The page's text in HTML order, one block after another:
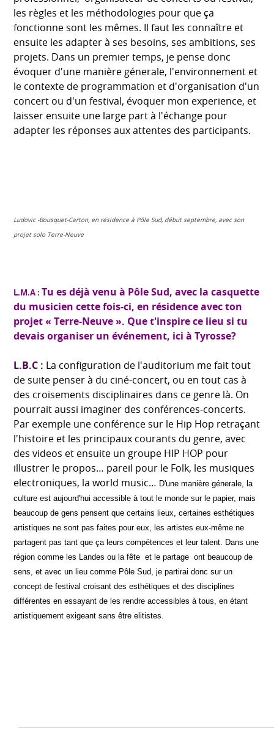
les règles et les méthodologies pour que ça
fonctionne sont les mêmes. Il faut les connaître et
ensuite les adapter à ses besoins, ses ambitions, ses
projets. Dans un premier temps, je pense donc
évoquer d'une manière génerale, l'environnement et
le contexte de programmation et d'organisation d'un
concert ou d'un festival, évoquer mon experience, et
laisser ensuite une large part à l'échange pour
adapter les réponses aux attentes des participants.
Ludovic -Bousquet-Carton, en résidence à Pôle Sud, début septembre, avec son
projet solo Terre-Neuve
L.M.A :Tu es déjà venu à Pôle Sud, avec la casquette
du musicien cette fois-ci, en résidence avec ton
projet « Terre-Neuve ». Que t'inspire ce lieu si tu
devais organiser un événement, ici à Tyrosse?
L.B.C : La configuration de l'auditorium me fait tout
de suite penser à du ciné-concert, ou en tout cas à
des croisements disciplinaires dans ce genre là. On
pourrait aussi imaginer des conférences-concerts.
Par exemple une conférence sur le Hip Hop retraçant
l'histoire et les principaux courants du genre, avec
des videos et ensuite un groupe HIP HOP pour
illustrer le propos… pareil pour le Folk, les musiques
electroniques, la world music… D'une manière génerale, la
culture est aujourd'hui accessible à tout le monde sur le papier, mais
beaucoup de gens pensent que certains lieux, certaines esthétiques
artistiques ne sont pas faites pour eux, les artistes eux-même ne
partagent pas tant que ça leurs compétences et leur talent. Dans une
région comme les Landes ou la fête et le partage ont beaucoup de
sens, et avec un lieu comme Pôle Sud, je partirai donc sur un
concept de festival croisant des esthétiques et des disciplines
différentes en essayant de les rendre accessibles à tous, en étant
artistiquement exigeant sans être elitistes.